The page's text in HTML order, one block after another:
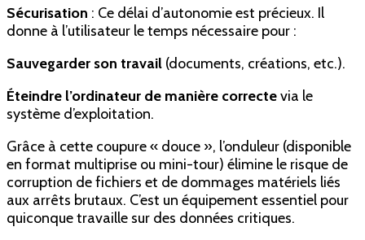
Sécurisation : Ce délai d’autonomie est précieux. Il
donne à l’utilisateur le temps nécessaire pour :
Sauvegarder son travail (documents, créations, etc.).
Éteindre l’ordinateur de manière correctevia le
système d’exploitation.
Grâce à cette coupure « douce », l’onduleur (disponible
en format multiprise ou mini-tour) élimine le risque de
corruption de fichiers et de dommages matériels liés
aux arrêts brutaux. C’est un équipement essentiel pour
quiconque travaille sur des données critiques.